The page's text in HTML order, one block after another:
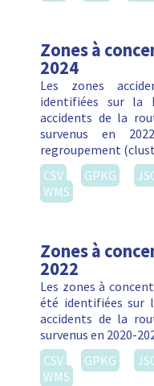
Zones à
2024
Les zones
identifiées sur la
accidents de la
survenus en
regroupement
CSV
GPKG
WMS
Zones à
2022
Les zones à
été identifiées sur
accidents de la
survenus en 2020-
CSV
GPKG
WMS